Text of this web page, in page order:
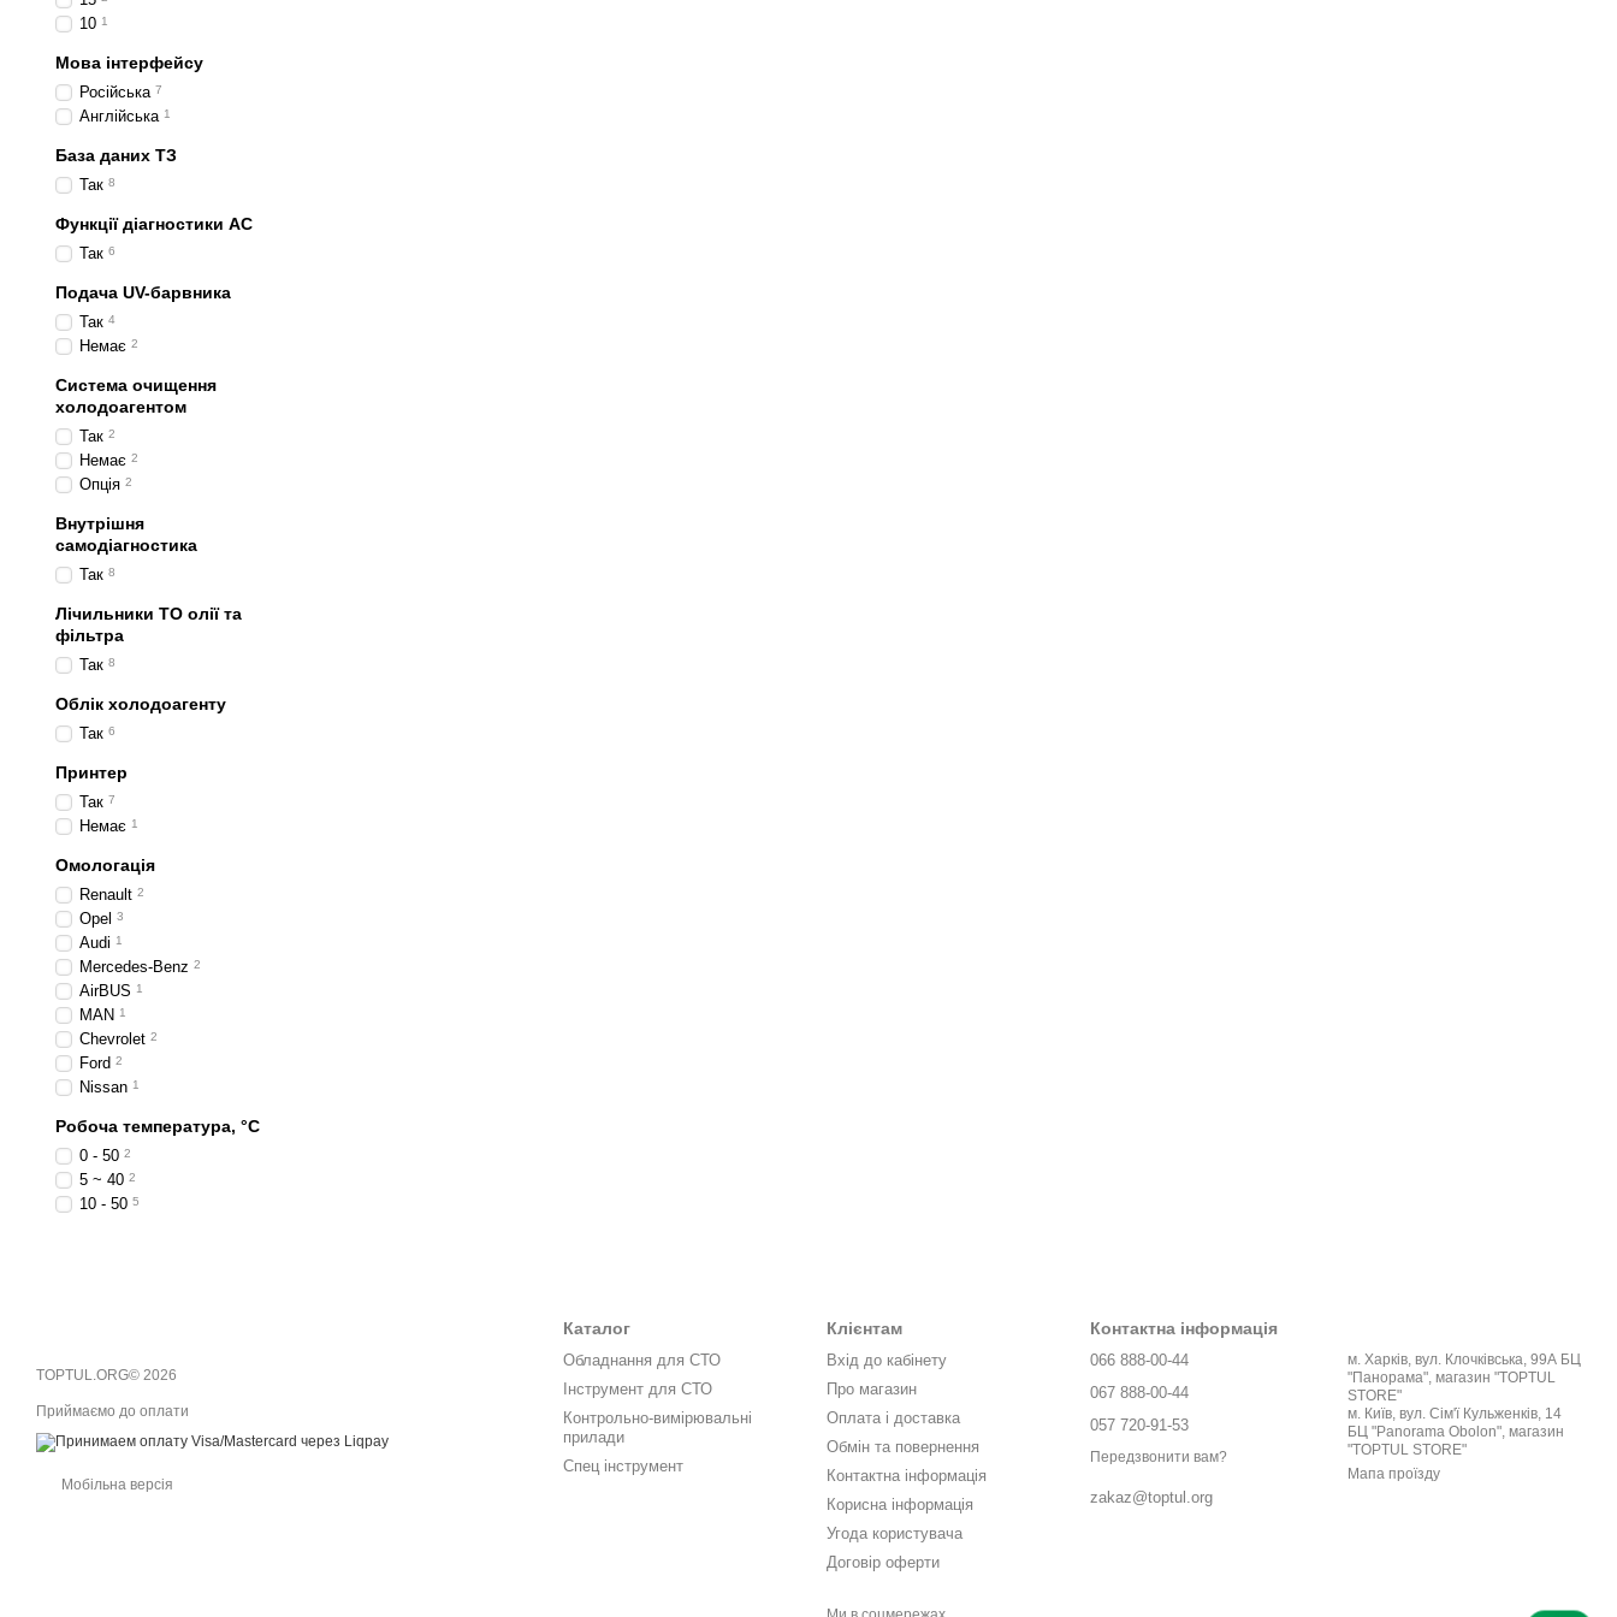
10 1
Мова інтерфейсу
Російська 7
Англійська 1
База даних ТЗ
Так 8
Функції діагностики AC
Так 6
Подача UV-барвника
Так 4
Немає 2
Система очищення
холодоагентом
Так 2
Немає 2
Опція 2
Внутрішня
самодіагностика
Так 8
Лічильники ТО олії та
фільтра
Так 8
Облік холодоагенту
Так 6
Принтер
Так 7
Немає 1
Омологація
Renault 2
Opel 3
Audi 1
Mercedes-Benz 2
AirBUS 1
MAN 1
Chevrolet 2
Ford 2
Nissan 1
Робоча температура, °C
0 - 50 2
5 ~ 40 2
10 - 50 5
TOPTUL.ORG© 2026
Приймаємо до оплати
Мобільна версія
Каталог
Обладнання для СТО
Інструмент для СТО
Контрольно-вимірювальні
прилади
Спец інструмент
Клієнтам
Вхід до кабінету
Про магазин
Оплата і доставка
Обмін та повернення
Контактна інформація
Корисна інформація
Угода користувача
Договір оферти
Контактна інформація
066 888-00-44
067 888-00-44
057 720-91-53
Передзвонити вам?
zakaz@toptul.org
м. Харків, вул. Клочківська, 99А БЦ
"Панорама", магазин "TOPTUL
STORE"
м. Київ, вул. Сім'ї Кульженків, 14
БЦ "Panorama Obolon", магазин
"TOPTUL STORE"
Мапа проїзду